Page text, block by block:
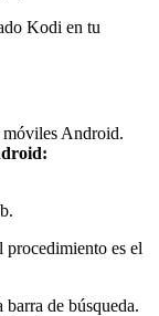
Kodi en tu
móviles Android.
procedimiento es el
de búsqueda.